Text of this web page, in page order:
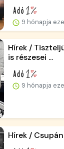
9 hónapja
Hírek /
is részesei ...
9 hónapja
Hírek /